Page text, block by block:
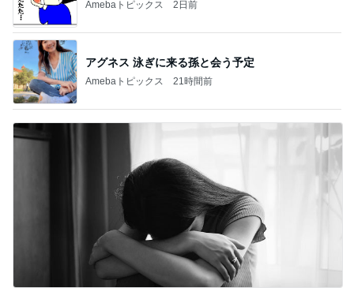
Amebaトピックス 2日前
アグネス 泳ぎに来る孫と会う予定
Amebaトピックス 21時間前